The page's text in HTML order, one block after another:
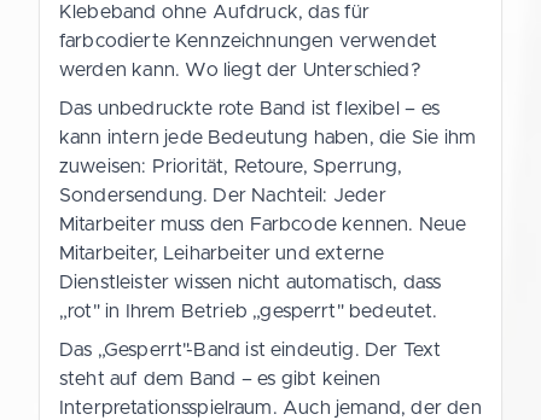
Klebeband ohne Aufdruck, das für
farbcodierte Kennzeichnungen verwendet
werden kann. Wo liegt der Unterschied?
Das unbedruckte rote Band ist flexibel – es
kann intern jede Bedeutung haben, die Sie ihm
zuweisen: Priorität, Retoure, Sperrung,
Sondersendung. Der Nachteil: Jeder
Mitarbeiter muss den Farbcode kennen. Neue
Mitarbeiter, Leiharbeiter und externe
Dienstleister wissen nicht automatisch, dass
„rot" in Ihrem Betrieb „gesperrt" bedeutet.
Das „Gesperrt"-Band ist eindeutig. Der Text
steht auf dem Band – es gibt keinen
Interpretationsspielraum. Auch jemand, der den